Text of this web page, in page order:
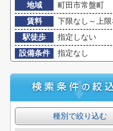
地域
町田市常盤町
賃料
下限なし～上限
駅徒歩
指定しない
設備条件
指定なし
種別で絞り込む